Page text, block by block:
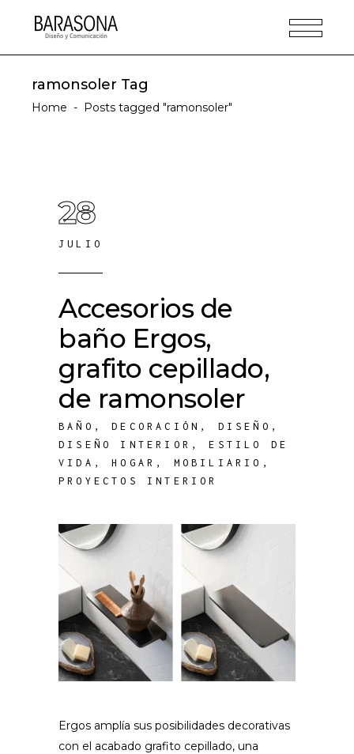
ramonsoler Tag
Home - Posts tagged "ramonsoler"
28
JULIO
Accesorios de
baño Ergos,
grafito cepillado,
de ramonsoler
BAÑO ,DECORACIÓN , DISEÑO ,
DISEÑO INTERIOR ,ESTILO DE
VIDA ,HOGAR , MOBILIARIO ,
PROYECTOS INTERIOR
Ergos amplía sus posibilidades decorativas
con el acabado grafito cepillado, una